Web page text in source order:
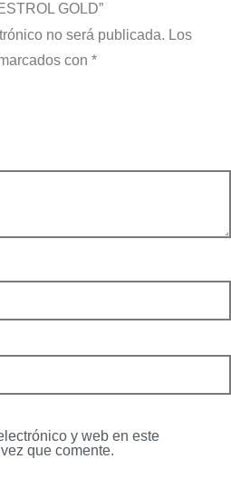
GOLD”
no será publicada. Los
con *
y web en este
que comente.